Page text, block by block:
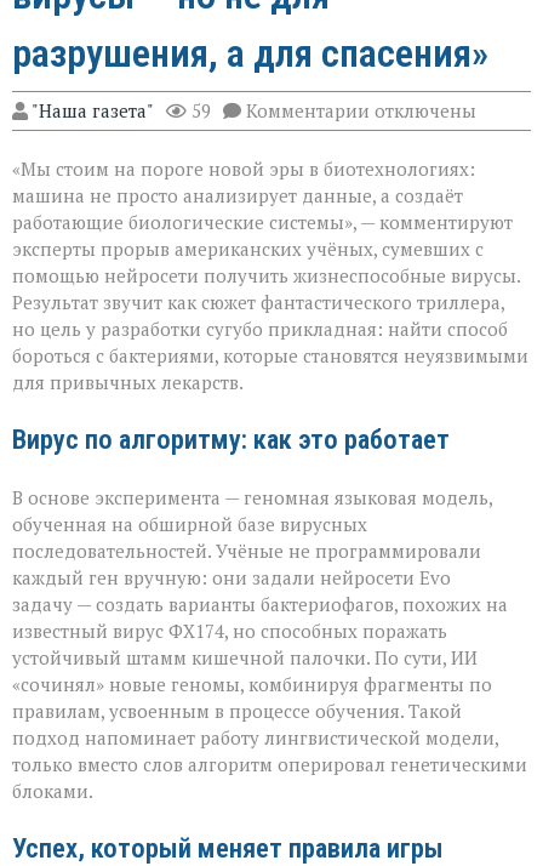
разрушения, а для спасения»
"Наша газета" 59 Комментарии к
записи
научился
писать
вирусы — но
не
для
разрушения,
а
для
спасения»
отключены
«Мы стоим на пороге новой эры в биотехнологиях:
машина не просто анализирует данные, а создаёт
работающие биологические системы», — комментируют
эксперты прорыв американских учёных, сумевших с
помощью нейросети получить жизнеспособные вирусы.
Результат звучит как сюжет фантастического триллера,
но цель у разработки сугубо прикладная: найти способ
бороться с бактериями, которые становятся неуязвимыми
для привычных лекарств.
Вирус по алгоритму: как это работает
В основе эксперимента — геномная языковая модель,
обученная на обширной базе вирусных
последовательностей. Учёные не программировали
каждый ген вручную: они задали нейросети Evo
задачу — создать варианты бактериофагов, похожих на
известный вирус ФХ174, но способных поражать
устойчивый штамм кишечной палочки. По сути, ИИ
«сочинял» новые геномы, комбинируя фрагменты по
правилам, усвоенным в процессе обучения. Такой
подход напоминает работу лингвистической модели,
только вместо слов алгоритм оперировал генетическими
блоками.
Успех, который меняет правила игры